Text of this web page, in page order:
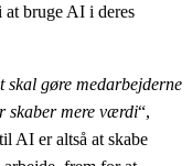
bruge AI i deres
skal gøre medarbejderne
skaber mere værdi“,
AI er altså at skabe